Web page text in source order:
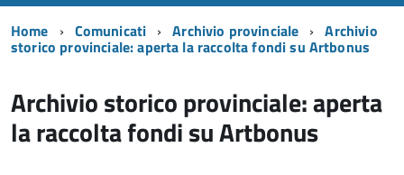
Home Comunicati Archivio provinciale Archivio
storico provinciale: aperta la raccolta fondi su Artbonus
Archivio storico provinciale: aperta
la raccolta fondi su Artbonus